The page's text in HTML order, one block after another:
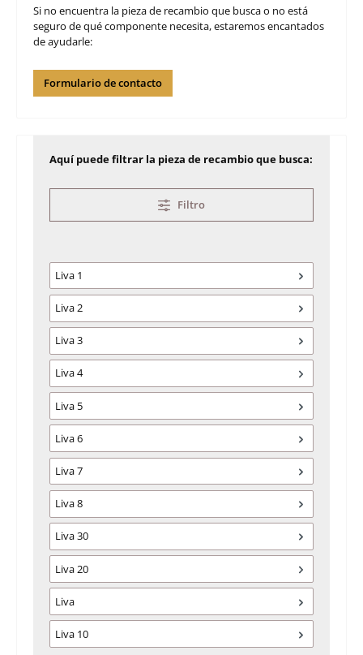
Si no encuentra la pieza de recambio que busca o no está
seguro de qué componente necesita, estaremos encantados
de ayudarle:
Formulario de contacto
Aquí puede filtrar la pieza de recambio que busca:
Filtro
Liva 1
Liva 2
Liva 3
Liva 4
Liva 5
Liva 6
Liva 7
Liva 8
Liva 30
Liva 20
Liva
Liva 10